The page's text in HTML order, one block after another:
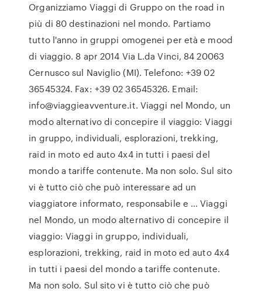
Organizziamo Viaggi di Gruppo on the road in
più di 80 destinazioni nel mondo. Partiamo
tutto l'anno in gruppi omogenei per età e mood
di viaggio. 8 apr 2014 Via L.da Vinci, 84 20063
Cernusco sul Naviglio (MI). Telefono: +39 02
36545324. Fax: +39 02 36545326. Email:
info@viaggieavventure.it. Viaggi nel Mondo, un
modo alternativo di concepire il viaggio: Viaggi
in gruppo, individuali, esplorazioni, trekking,
raid in moto ed auto 4x4 in tutti i paesi del
mondo a tariffe contenute. Ma non solo. Sul sito
vi è tutto ciò che può interessare ad un
viaggiatore informato, responsabile e … Viaggi
nel Mondo, un modo alternativo di concepire il
viaggio: Viaggi in gruppo, individuali,
esplorazioni, trekking, raid in moto ed auto 4x4
in tutti i paesi del mondo a tariffe contenute.
Ma non solo. Sul sito vi è tutto ciò che può